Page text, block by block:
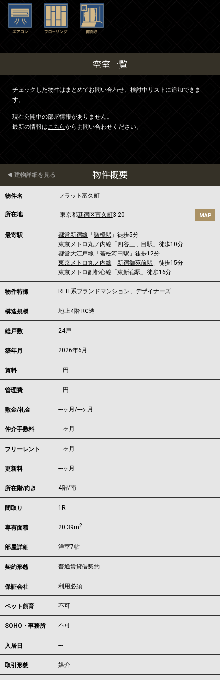
空室一覧
チェックした物件はまとめてお問い合わせ、検討中リストに追加できま
す。
現在公開中の部屋情報がありません。
最新の情報はこちらからお問い合わせください。
物件概要
建物詳細を見る
物件名 フラット富久町
所在地 東京都新宿区富久町3-20 MAP
最寄駅 都営新宿線 「曙橋駅 」徒歩5分
東京メトロ丸ノ内線 「 四谷三丁目駅 」徒歩10分
都営大江戸線 「若松河田駅 」徒歩12分
東京メトロ丸ノ内線 「新宿御苑前駅 」徒歩15分
東京メトロ副都心線 「東新宿駅 」徒歩16分
物件特徴 REIT系ブランドマンション、デザイナーズ
構造規模 地上4階 RC造
総戸数 24戸
築年月 2026年6月
賃料 ---円
管理費 ---円
敷金/礼金 ---ヶ月/---ヶ月
仲介手数料 ---ヶ月
フリーレント ---ヶ月
更新料 ---ヶ月
所在階/向き 4階/南
間取り 1R
専有面積 20.39m2
部屋詳細 洋室7帖
契約形態 普通賃貸借契約
保証会社 利用必須
ペット飼育 不可
SOHO・事務所 不可
入居日 ---
取引形態 媒介